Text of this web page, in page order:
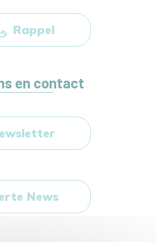
Rappel
en contact
News